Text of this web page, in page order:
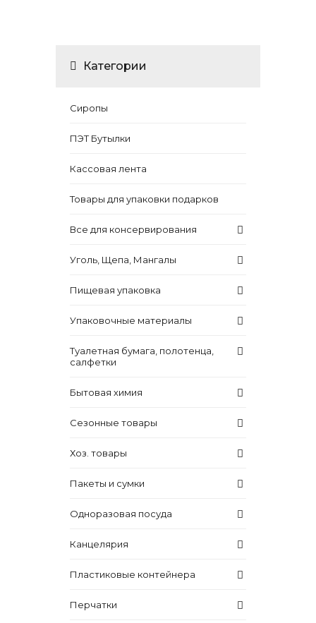
Категории
Сиропы
ПЭТ Бутылки
Кассовая лента
Товары для упаковки подарков
Все для консервирования
Уголь, Щепа, Мангалы
Пищевая упаковка
Упаковочные материалы
Туалетная бумага, полотенца,
салфетки
Бытовая химия
Сезонные товары
Хоз. товары
Пакеты и сумки
Одноразовая посуда
Канцелярия
Пластиковые контейнера
Перчатки